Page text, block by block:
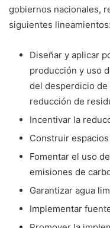
gobiernos nacionales,
siguientes lineamientos:
Diseñar y aplicar
producción y uso
del desperdicio de
reducción de
Incentivar la
Construir
Fomentar el uso
emisiones de
Garantizar agua
Implementar